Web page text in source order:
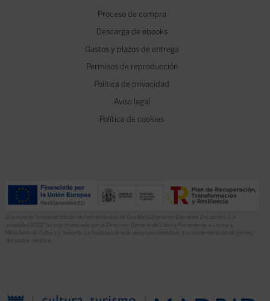
Proceso de compra
Descarga de ebooks
Gastos y plazos de entrega
Permisos de reproducción
Política de privacidad
Aviso legal
Política de cookies
El proyecto “Implementación de herramientas de Gestión Editorial en Ediciones Encuentro, S.A.
anualidad 2022” ha sido financiado por la Dirección General del Libro y Fomento de la Lectura,
Ministerio de Cultura y Deporte. La finalidad de este apoyo es contribuir a la modernización de pymes
del sector del libro.